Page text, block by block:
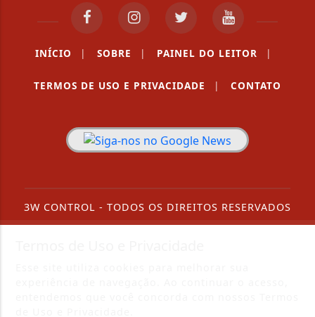
INÍCIO | SOBRE | PAINEL DO LEITOR |
TERMOS DE USO E PRIVACIDADE | CONTATO
3W CONTROL - TODOS OS DIREITOS RESERVADOS